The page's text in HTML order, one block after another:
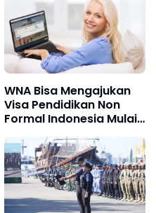
WNA Bisa Mengajukan
Visa Pendidikan Non
Formal Indonesia Mulai